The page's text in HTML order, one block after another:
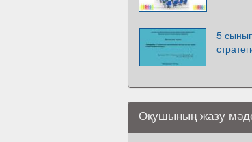
5
Оқушының жазу